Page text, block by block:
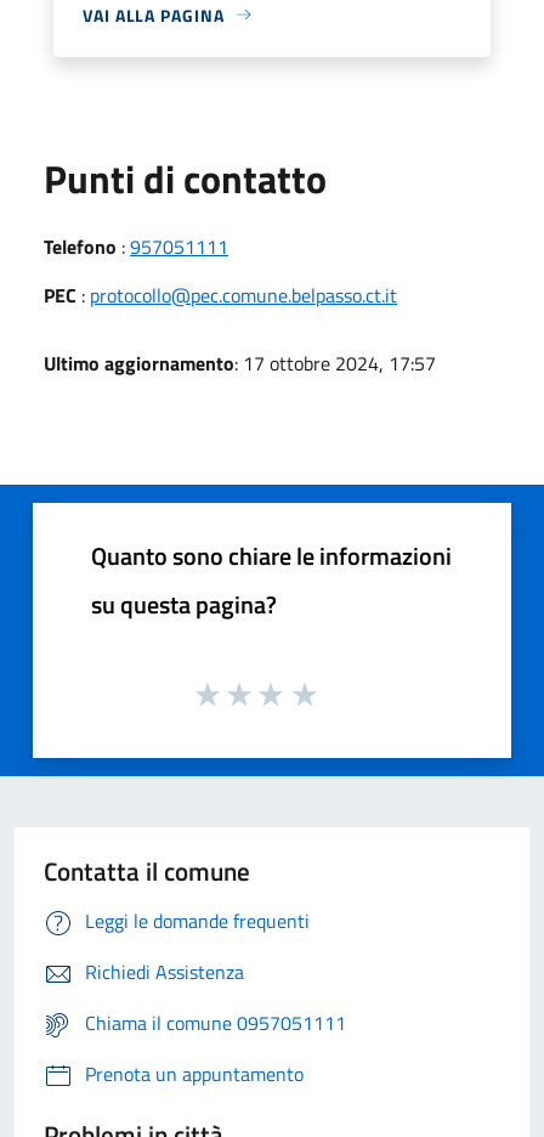
VAI ALLA PAGINA
Punti di contatto
Telefono :957051111
PEC : protocollo@pec.comune.belpasso.ct.it
Ultimo aggiornamento: 17 ottobre 2024, 17:57
Quanto sono chiare le informazioni
su questa pagina?
Contatta il comune
Leggi le domande frequenti
Richiedi Assistenza
Chiama il comune 0957051111
Prenota un appuntamento